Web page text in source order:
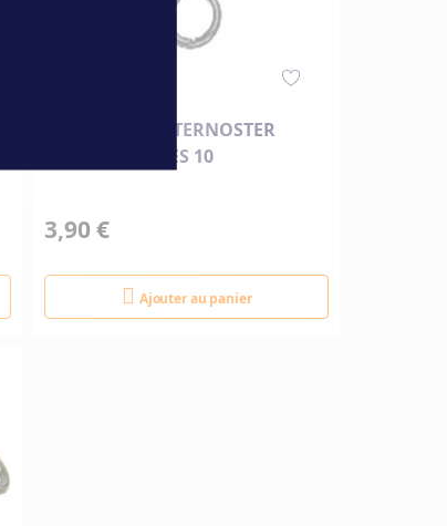
EMERILLON PATERNOSTER
MUSTAD N°1 LES 10
3,90 €
Ajouter au panier